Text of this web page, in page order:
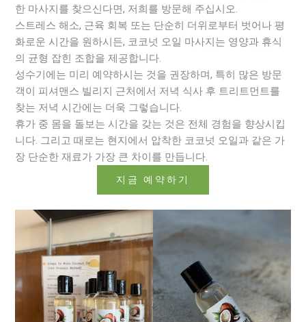
한 마사지를 찾으신다면, 저희를 방문해 주십시오.
스트레스 해소, 근육 회복 또는 단순히 더위로부터 벗어나 평
화로운 시간을 원하시든, 코코넛 오일 마사지는 영양과 휴식
의 균형 잡힌 조합을 제공합니다.
성수기에는 미리 예약하시는 것을 권장하며, 특히 많은 방문
객이 피셔맨스 빌리지 근처에서 저녁 식사 후 트리트먼트를
찾는 저녁 시간에는 더욱 그렇습니다.
휴가 중 몸을 돌보는 시간을 갖는 것은 전체 경험을 향상시킵
니다. 그리고 때로는 현지에서 압착한 코코넛 오일과 같은 가
장 단순한 재료가 가장 큰 차이를 만듭니다.
지금 예약하기